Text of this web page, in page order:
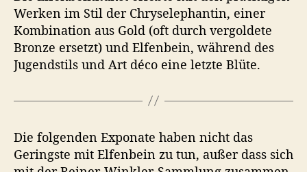
Werken im Stil der Chryselephantin, einer
Kombination aus Gold (oft durch vergoldete
Bronze ersetzt) und Elfenbein, während des
Jugendstils und Art déco eine letzte Blüte.
Die folgenden Exponate haben nicht das
Geringste mit Elfenbein zu tun, außer dass sich